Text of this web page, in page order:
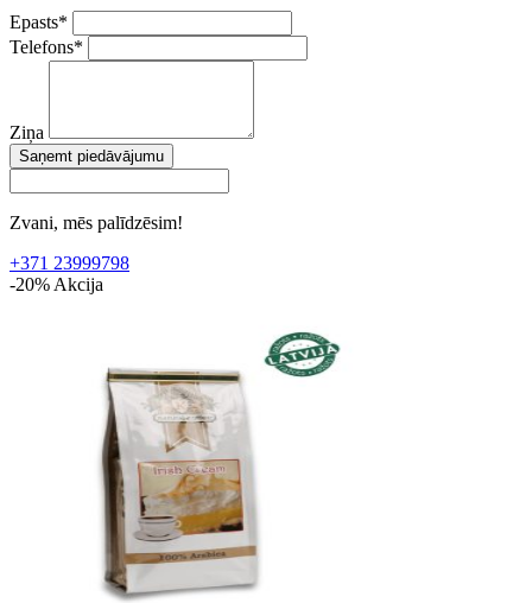
Epasts*
Telefons*
Ziņa
Saņemt piedāvājumu
Zvani, mēs palīdzēsim!
+371 23999798
-20% Akcija